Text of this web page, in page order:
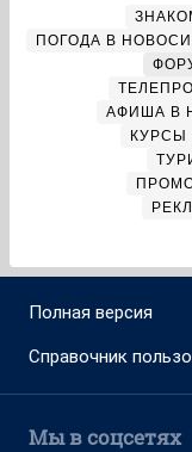
ПОГОДА В
АФИША В
КУРСЫ
Полная версия
Справочник
Мы в соцсетях